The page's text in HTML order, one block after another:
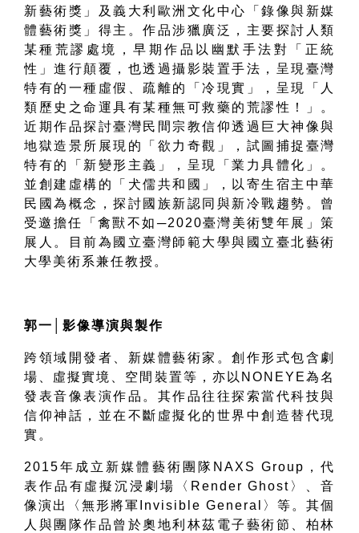
新藝術獎」及義大利歐洲文化中心「錄像與新媒
體藝術獎」得主。作品涉獵廣泛，主要探討人類
某種荒謬處境，早期作品以幽默手法對「正統
性」進行顛覆，也透過攝影裝置手法，呈現臺灣
特有的一種虛假、疏離的「冷現實」，呈現「人
類歷史之命運具有某種無可救藥的荒謬性！」。
近期作品探討臺灣民間宗教信仰透過巨大神像與
地獄造景所展現的「欲力奇觀」，試圖捕捉臺灣
特有的「新變形主義」，呈現「業力具體化」。
並創建虛構的「犬儒共和國」，以寄生宿主中華
民國為概念，探討國族新認同與新冷戰趨勢。曾
受邀擔任「禽獸不如 ─2020臺灣美術雙年展」策
展人。
目前為國立臺灣師範大學與國立臺北藝術
大學美術系兼任教授。
郭一 影像導演與製作
跨領域開發者、新媒體藝術家。創作形式包含劇
場、虛擬實境、空間裝置等，亦以 NONEYE為名
發表音像表演作品。其作品往往探索當代科技與
信仰神話，並在不斷虛擬化的世界中創造替代現
實。
2015年成立新媒體藝術團隊 NAXS Group ，代
表作品有虛擬沉浸劇場〈 Render Ghost 〉、音
像演出〈無形將軍 Invisible General
〉等。其個
人與團隊作品曾於奧地利林茲電子藝術節、柏林